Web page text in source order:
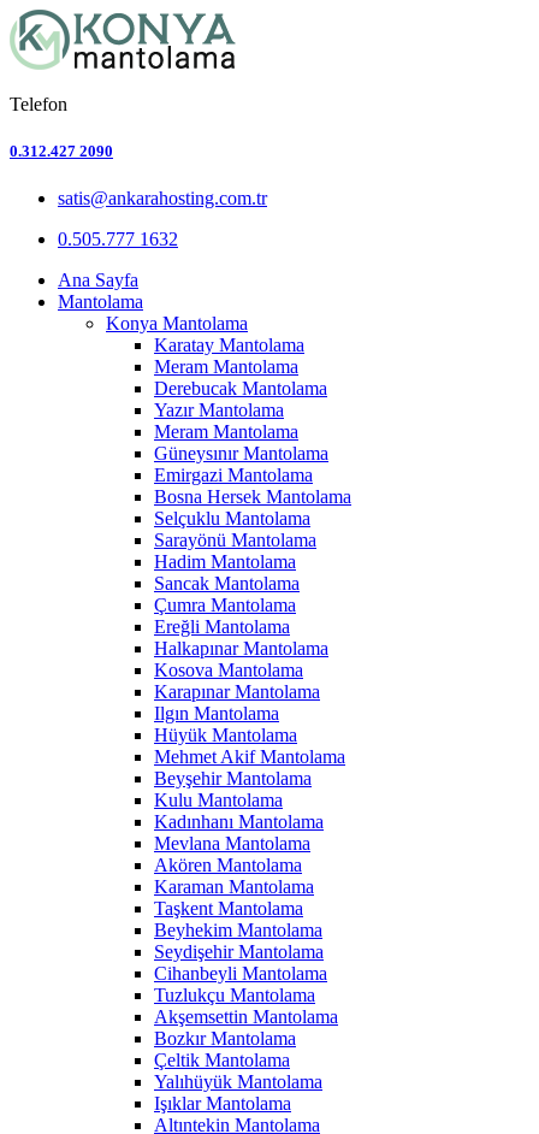
Telefon
0.312.427 2090
satis@ankarahosting.com.tr
0.505.777 1632
Ana Sayfa
Mantolama
Konya Mantolama
Karatay Mantolama
Meram Mantolama
Derebucak Mantolama
Yazır Mantolama
Meram Mantolama
Güneysınır Mantolama
Emirgazi Mantolama
Bosna Hersek Mantolama
Selçuklu Mantolama
Sarayönü Mantolama
Hadim Mantolama
Sancak Mantolama
Çumra Mantolama
Ereğli Mantolama
Halkapınar Mantolama
Kosova Mantolama
Karapınar Mantolama
Ilgın Mantolama
Hüyük Mantolama
Mehmet Akif Mantolama
Beyşehir Mantolama
Kulu Mantolama
Kadınhanı Mantolama
Mevlana Mantolama
Akören Mantolama
Karaman Mantolama
Taşkent Mantolama
Beyhekim Mantolama
Seydişehir Mantolama
Cihanbeyli Mantolama
Tuzlukçu Mantolama
Akşemsettin Mantolama
Bozkır Mantolama
Çeltik Mantolama
Yalıhüyük Mantolama
Işıklar Mantolama
Altıntekin Mantolama